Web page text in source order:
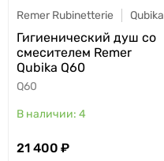
Remer Rubinetterie Qubika
Гигиенический душ со
смесителем Remer
Qubika Q60
Q60
4
21 400